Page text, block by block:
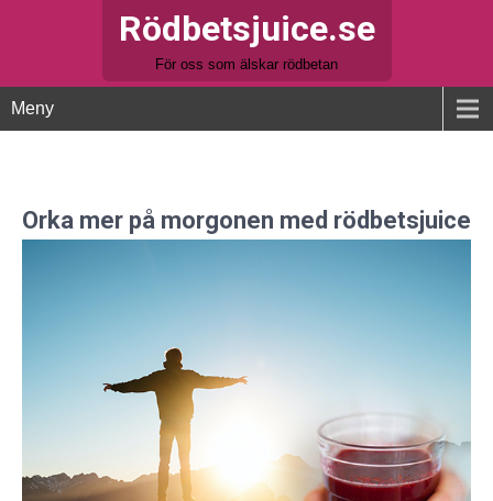
Rödbetsjuice.se
För oss som älskar rödbetan
Meny
Orka mer på morgonen med rödbetsjuice